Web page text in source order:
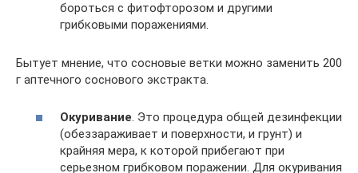
бороться с фитофторозом и другими
грибковыми поражениями.
Бытует мнение, что сосновые ветки можно заменить 200
г аптечного соснового экстракта.
Окуривание. Это процедура общей дезинфекции
(обеззараживает и поверхности, и грунт) и
крайняя мера, к которой прибегают при
серьезном грибковом поражении. Для окуривания